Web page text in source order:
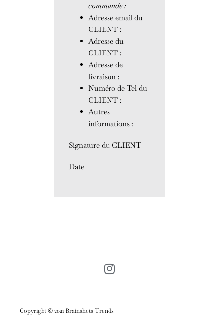
commande :
Adresse email du
CLIENT :
Adresse du
CLIENT :
Adresse de
livraison :
Numéro de Tel du
CLIENT :
Autres
informations :
Signature du CLIENT
Date
Copyright © 2021 Brainshots Trends